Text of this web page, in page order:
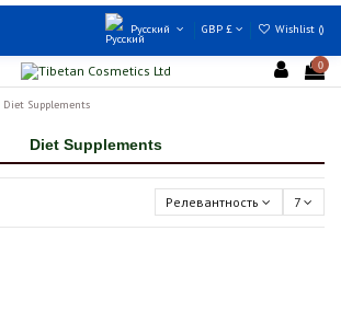
Русский GBP £ Wishlist ()
0
Diet Supplements
Diet Supplements
Релевантность 7